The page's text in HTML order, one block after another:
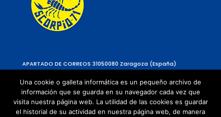
APARTADO DE CORREOS 31050080 Zaragoza (España)
Una cookie o galleta informática es un pequeño archivo de
información que se guarda en su navegador cada vez que
visita nuestra página web. La utilidad de las cookies es guardar
el historial de su actividad en nuestra página web, de manera